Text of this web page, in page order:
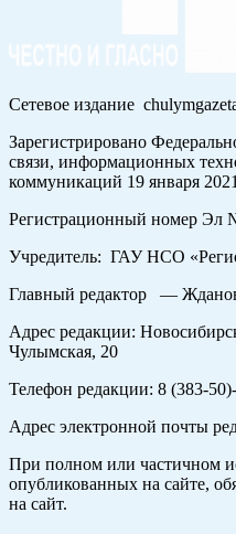
Сетевое издание
Зарегистрировано
связи, информационных
коммуникаций 19 января
Регистрационный номер Эл
Учредитель: ГАУ НСО
Главный редактор —
Адрес редакции:
Чулымская, 20
Телефон редакции: 8 (383-
Адрес электронной почты
При полном или частичном
опубликованных на сайте,
на сайт.